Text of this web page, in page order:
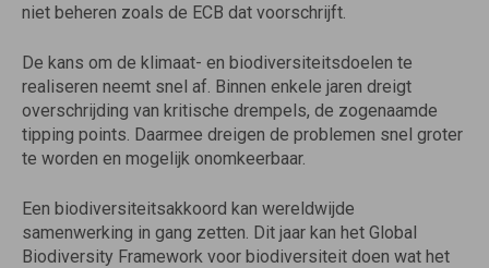
niet beheren zoals de ECB dat voorschrijft.
De kans om de klimaat- en biodiversiteitsdoelen te
realiseren neemt snel af. Binnen enkele jaren dreigt
overschrijding van kritische drempels, de zogenaamde
tipping points. Daarmee dreigen de problemen snel groter
te worden en mogelijk onomkeerbaar.
Een biodiversiteitsakkoord kan wereldwijde
samenwerking in gang zetten. Dit jaar kan het Global
Biodiversity Framework voor biodiversiteit doen wat het